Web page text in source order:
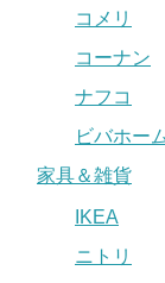
コメリ
コーナン
ナフコ
ビバホー
家具＆雑貨
IKEA
ニトリ